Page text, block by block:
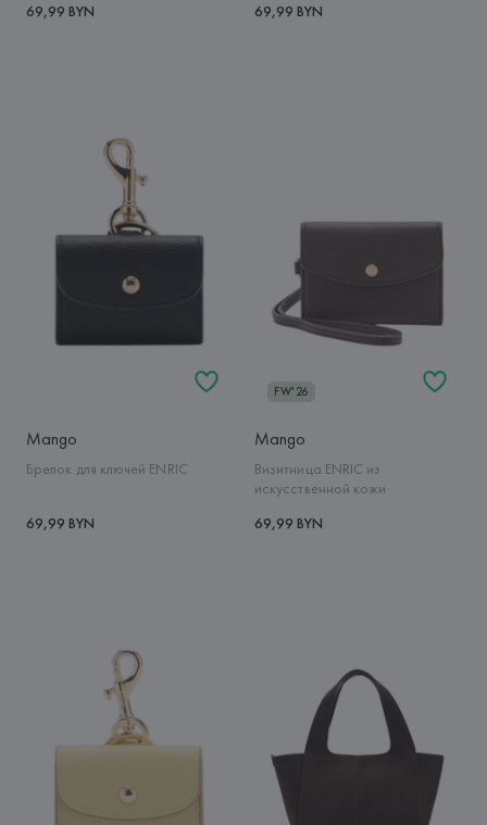
69,99 BYN
69,99 BYN
Mango
Брелок для ключей ENRIC
69,99 BYN
FW'26
Mango
Визитница ENRIC из
искусственной кожи
69,99 BYN